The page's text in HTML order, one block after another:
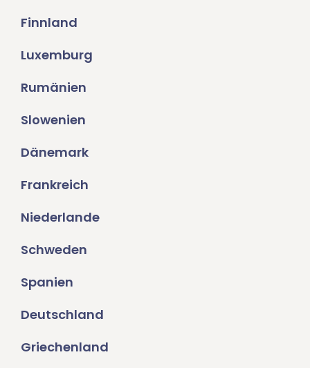
Finnland
Luxemburg
Rumänien
Slowenien
Dänemark
Frankreich
Niederlande
Schweden
Spanien
Deutschland
Griechenland